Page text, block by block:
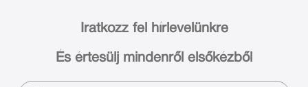
Iratkozz fel hírlevelünkre
És értesülj mindenről elsőkézből